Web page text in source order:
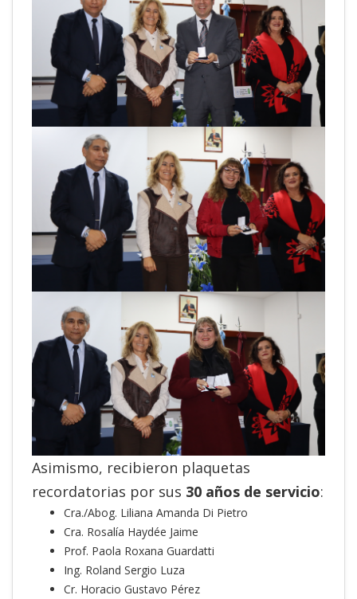
Asimismo, recibieron plaquetas
recordatorias por sus 30 años de servicio:
Cra./Abog. Liliana Amanda Di Pietro
Cra. Rosalía Haydée Jaime
Prof. Paola Roxana Guardatti
Ing. Roland Sergio Luza
Cr. Horacio Gustavo Pérez